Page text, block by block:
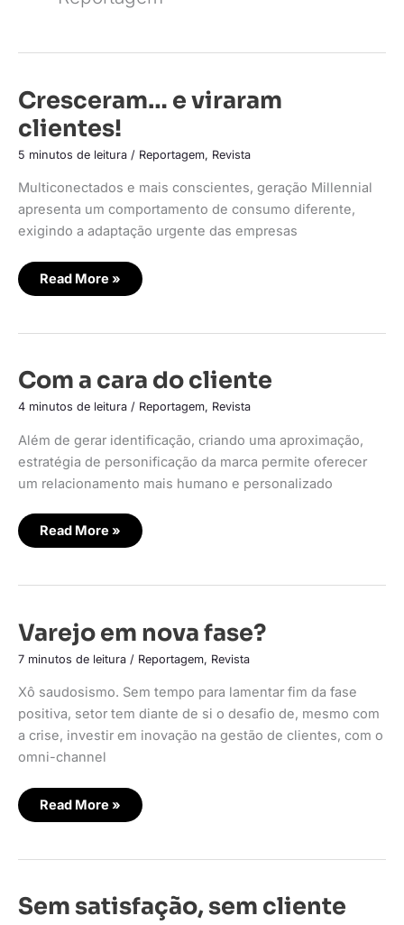
Cresceram… e viraram
clientes!
5 minutos de leitura / Reportagem, Revista
Multiconectados e mais conscientes, geração Millennial
apresenta um comportamento de consumo diferente,
exigindo a adaptação urgente das empresas
Cresceram…
e
viraram
clientes!
Read More »
Com a cara do cliente
4 minutos de leitura / Reportagem, Revista
Além de gerar identificação, criando uma aproximação,
estratégia de personificação da marca permite oferecer
um relacionamento mais humano e personalizado
Com
a
do
Read More »
Varejo em nova fase?
7 minutos de leitura / Reportagem, Revista
Xô saudosismo. Sem tempo para lamentar fim da fase
positiva, setor tem diante de si o desafio de, mesmo com
a crise, investir em inovação na gestão de clientes, com o
omni-channel
Varejo
em
fase?
Read More »
Sem satisfação, sem cliente
Sem
satisfação,